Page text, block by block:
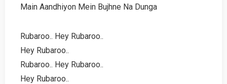
Main Aandhiyon Mein Bujhne Na Dunga
Rubaroo.. Hey Rubaroo..
Hey Rubaroo..
Rubaroo.. Hey Rubaroo..
Hey Rubaroo..